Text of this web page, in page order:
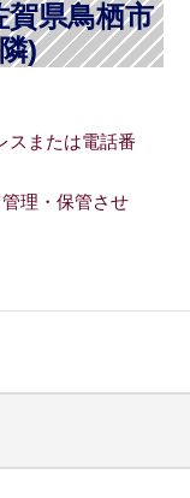
県鳥栖市
)
スまたは電話番
理・保管させ